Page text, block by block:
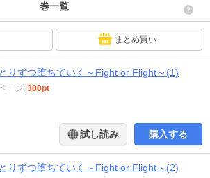
巻一覧
まとめ買い
りずつ堕ちていく～Fight or Flight～(1)
ージ 300pt
試し読み 購入する
りずつ堕ちていく～Fight or Flight～(2)